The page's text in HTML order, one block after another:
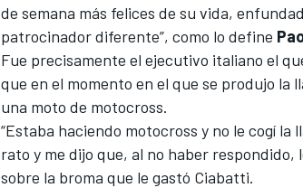
de semana más felices de su vida,
patrocinador diferente”, como lo define
Fue precisamente el ejecutivo italiano el
que en el momento en el que se produjo la
una moto de motocross.
“Estaba haciendo motocross y no le cogí
rato y me dijo que, al no haber
sobre la broma que le gastó Ciabatti.